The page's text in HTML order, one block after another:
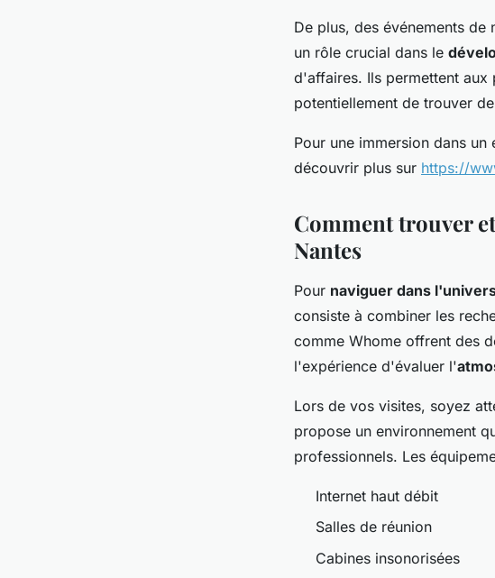
De plus, des événements
un rôle crucial dans le
d'affaires. Ils permettent aux
potentiellement de trouver
Pour une immersion dans
découvrir plus sur https://
Comment trouver
Nantes
Pour naviguer dans
consiste à combiner les
comme Whome offrent des
l'expérience d'évaluer l'
Lors de vos visites, soyez
propose un environnement
professionnels. Les
Internet haut débit
Salles de réunion
Cabines insonorisées